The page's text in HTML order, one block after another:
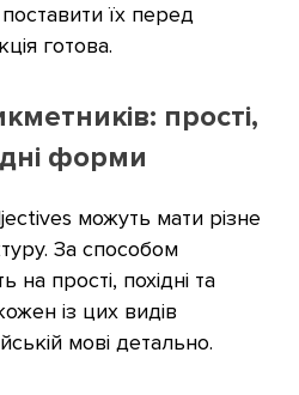
їх перед
готова.
прості,
форми
можуть мати різне
За способом
на прості, похідні та
із цих видів
мові детально.